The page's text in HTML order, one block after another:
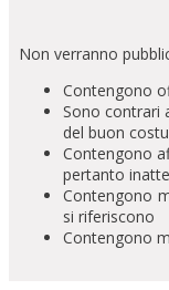
Non verranno
Contengono
Sono contrari
del buon
Contengono
pertanto
Contengono
si riferiscono
Contengono